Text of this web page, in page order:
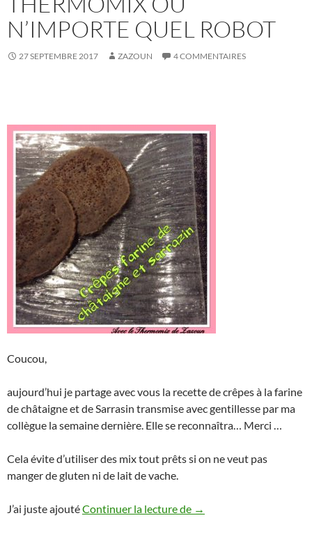
N’IMPORTE QUEL ROBOT
27 SEPTEMBRE 2017 ZAZOUN 4 COMMENTAIRES
Coucou,
aujourd’hui je partage avec vous la recette de crêpes à la farine
de châtaigne et de Sarrasin transmise avec gentillesse par ma
collègue la semaine dernière. Elle se reconnaîtra… Merci …
Cela évite d’utiliser des mix tout prêts si on ne veut pas
manger de gluten ni de lait de vache.
J’ai juste ajoutéContinuer la lecture de Crêpes sans gluten ni
→